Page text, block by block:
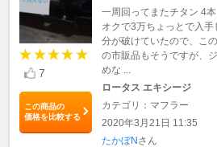
7
この商品の
価格を比較する
一周回ってまたチタン 4
オクで3万ちょっとで入
分が破けていたので、こ
の市販品もそうですが、
めな ...
ロータス エキシージ
カテゴリ：マフラー
2020年3月21日 11:35
たかぼNさん